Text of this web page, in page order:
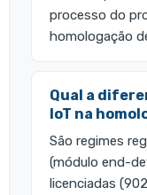
processo do
homologação
Qual a
IoT na
São regimes
(módulo end-
licenciadas